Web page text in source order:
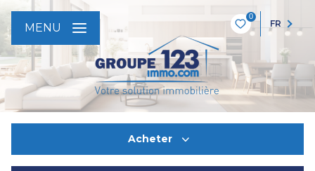
0
FR
MENU
Acheter